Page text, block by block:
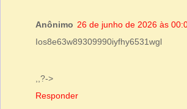
Anônimo 26 de junho de 2026 às
Ios8e63w89309990iyfhy6531wgl
,,?->
Responder